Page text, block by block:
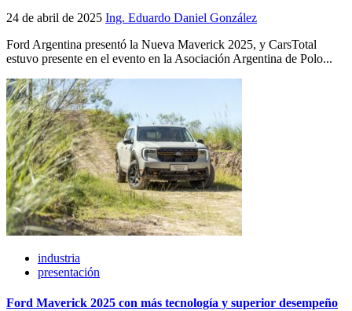
24 de abril de 2025 Ing. Eduardo Daniel González
Ford Argentina presentó la Nueva Maverick 2025, y CarsTotal
estuvo presente en el evento en la Asociación Argentina de Polo...
industria
presentación
Ford Maverick 2025 con más tecnología y superior desempeño